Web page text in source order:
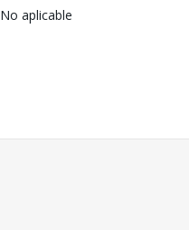
No aplicable